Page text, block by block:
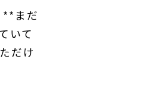
**まだ
いて
だけ